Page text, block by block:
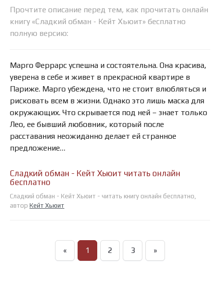
Прочтите описание перед тем, как прочитать онлайн
книгу «Сладкий обман - Кейт Хьюит» бесплатно
полную версию:
Марго Феррарс успешна и состоятельна. Она красива,
уверена в себе и живет в прекрасной квартире в
Париже. Марго убеждена, что не стоит влюбляться и
рисковать всем в жизни. Однако это лишь маска для
окружающих. Что скрывается под ней – знает только
Лео, ее бывший любовник, который после
расставания неожиданно делает ей странное
предложение…
Сладкий обман - Кейт Хьюит читать онлайн
бесплатно
Сладкий обман - Кейт Хьюит - читать книгу онлайн бесплатно,
автор Кейт Хьюит
« 1 2 3 »